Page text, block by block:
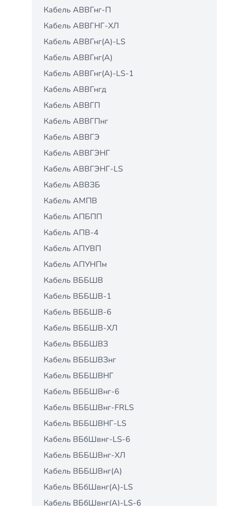
Кабель АВВГнг-П
Кабель АВВГНГ-ХЛ
Кабель АВВГнг(A)-LS
Кабель АВВГнг(А)
Кабель АВВГнг(А)-LS-1
Кабель АВВГнгд
Кабель АВВГП
Кабель АВВГПнг
Кабель АВВГЭ
Кабель АВВГЭНГ
Кабель АВВГЭНГ-LS
Кабель АВВЗБ
Кабель АМПВ
Кабель АПБПП
Кабель АПВ-4
Кабель АПУВП
Кабель АПУНПм
Кабель ВББШВ
Кабель ВББШВ-1
Кабель ВББШВ-6
Кабель ВББШВ-ХЛ
Кабель ВББШВЗ
Кабель ВББШВЗнг
Кабель ВББШВНГ
Кабель ВББШВнг-6
Кабель ВББШВнг-FRLS
Кабель ВББШВНГ-LS
Кабель ВБбШвнг-LS-6
Кабель ВББШВнг-ХЛ
Кабель ВББШВнг(А)
Кабель ВБбШвнг(А)-LS
Кабель ВБбШвнг(А)-LS-6